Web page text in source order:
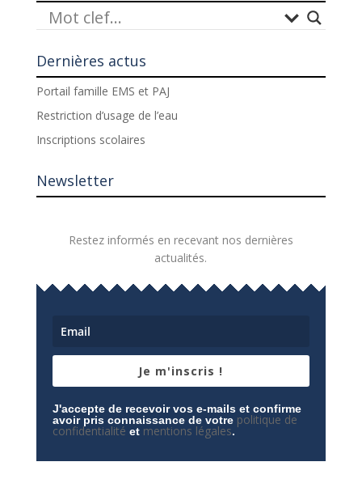
Dernières actus
Portail famille EMS et PAJ
Restriction d’usage de l’eau
Inscriptions scolaires
Newsletter
Restez informés en recevant nos dernières
actualités.
Je m'inscris !
J'accepte de recevoir vos e-mails et confirme
avoir pris connaissance de votre politique de
confidentialité et mentions légales.